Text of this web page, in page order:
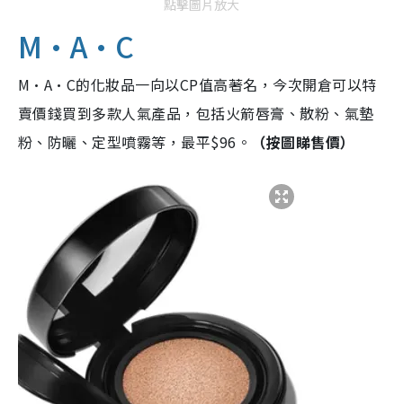
點擊圖片放大
M·A·C
M·A·C的化妝品一向以CP值高著名，今次開倉可以特
賣價錢買到多款人氣產品，包括火箭唇膏、散粉、氣墊
粉、防曬、定型噴霧等，最平$96。
（按圖睇售價）